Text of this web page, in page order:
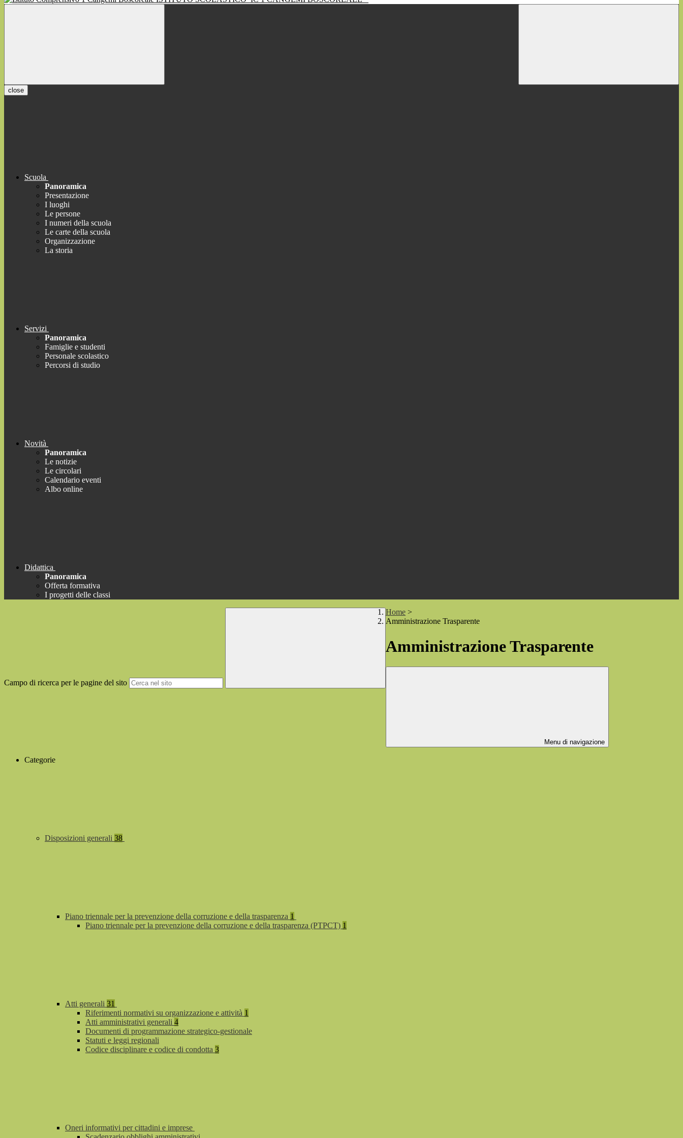
close
Scuola
Panoramica
Presentazione
I luoghi
Le persone
I numeri della scuola
Le carte della scuola
Organizzazione
La storia
Servizi
Panoramica
Famiglie e studenti
Personale scolastico
Percorsi di studio
Novità
Panoramica
Le notizie
Le circolari
Calendario eventi
Albo online
Didattica
Panoramica
Offerta formativa
I progetti delle classi
Campo di ricerca per le pagine del sito
Home >
Amministrazione Trasparente
Amministrazione Trasparente
Menu di navigazione
Categorie
Disposizioni generali 38
Piano triennale per la prevenzione della corruzione e della trasparenza 1
Piano triennale per la prevenzione della corruzione e della trasparenza (PTPCT) 1
Atti generali 31
Riferimenti normativi su organizzazione e attività 1
Atti amministrativi generali 4
Documenti di programmazione strategico-gestionale
Statuti e leggi regionali
Codice disciplinare e codice di condotta 3
Oneri informativi per cittadini e imprese